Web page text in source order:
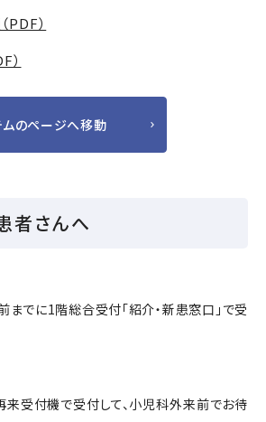
PDF）
）
ムのページへ移動
者さんへ
でに1階総合受付「紹介・新患窓口」で受
来受付機で受付して、小児科外来前でお待